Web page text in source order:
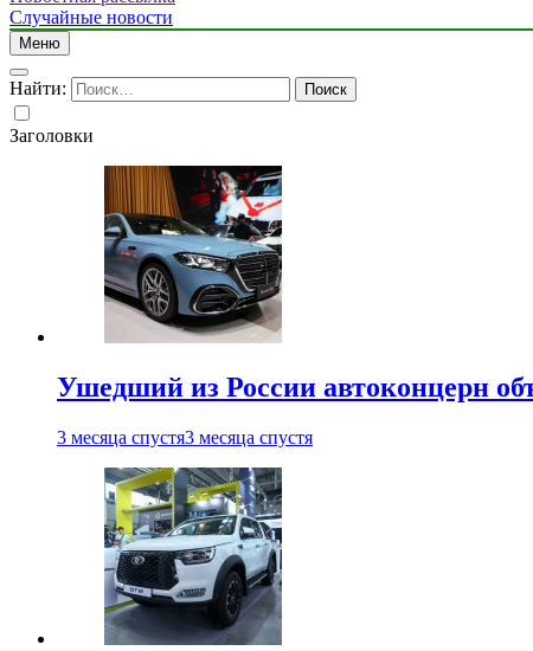
Случайные новости
Меню
Найти:
Заголовки
Ушедший из России автоконцерн
3 месяца спустя3 месяца спустя